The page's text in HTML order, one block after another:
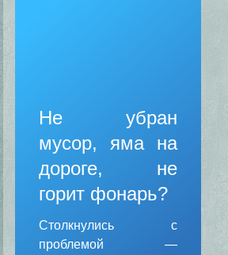
Не убран
мусор, яма на
дороге, не
горит фонарь?
Столкнулись с
проблемой —